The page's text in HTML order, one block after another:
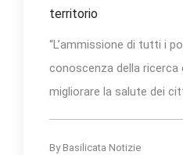
territorio
“L’ammissione di tutti i
conoscenza della
migliorare la salute dei
By Basilicata Notizie